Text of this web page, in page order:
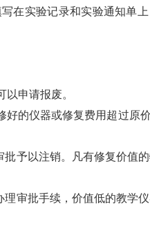
在实验记录和实验通知单
申请报废。
的仪器或修复费用超过原
予以注销。凡有修复价值
审批手续，价值低的教学